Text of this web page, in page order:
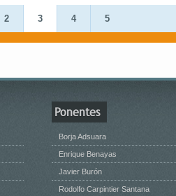
2 3 4 5
Ponentes
Borja Adsuara
Enrique Benayas
Javier Burón
Rodolfo Carpintier Santana